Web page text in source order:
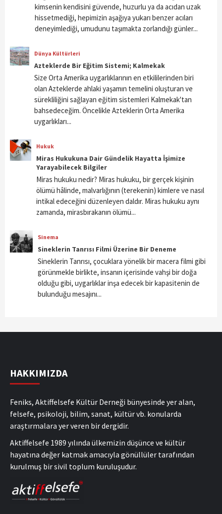
kimsenin kendisini güvende, huzurlu ya da acıdan uzak
hissetmediği, hepimizin aşağıya yukarı benzer acıları
deneyimlediği, umudunu taşımakta zorlandığı günler...
Dünya Kültürleri
Azteklerde Bir Eğitim Sistemi; Kalmekak
Size Orta Amerika uygarlıklarının en etkililerinden biri
olan Azteklerde ahlaki yaşamın temelini oluşturan ve
sürekliliğini sağlayan eğitim sistemleri Kalmekak'tan
bahsedeceğim. Öncelikle Azteklerin Orta Amerika
uygarlıkları...
Hukuk
Miras Hukukuna Dair Gündelik Hayatta İşimize
Yarayabilecek Bilgiler
Miras hukuku nedir? Miras hukuku, bir gerçek kişinin
ölümü hâlinde, malvarlığının (terekenin) kimlere ve nasıl
intikal edeceğini düzenleyen daldır. Miras hukuku aynı
zamanda, mirasbırakanın ölümü...
Sinema
Sineklerin Tanrısı Filmi Üzerine Bir Deneme
Sineklerin Tanrısı, çocuklara yönelik bir macera filmi gibi
görünmekle birlikte, insanın içerisinde vahşi bir doğa
olduğu gibi, uygarlıklar inşa edecek bir kapasitenin de
bulunduğu mesajını...
HAKKIMIZDA
Feniks, Aktiffelsefe Kültür Derneği bünyesinde yer alan,
felsefe, psikoloji, bilim, sanat, kültür vb. konularda
araştırmalara yer veren bir dergidir.
Aktiffelsefe 1989 yılında ülkemizin düşünce ve kültür
hayatına değer katmak amacıyla gönüllüler tarafından
kurulmuş bir sivil toplum kuruluşudur.